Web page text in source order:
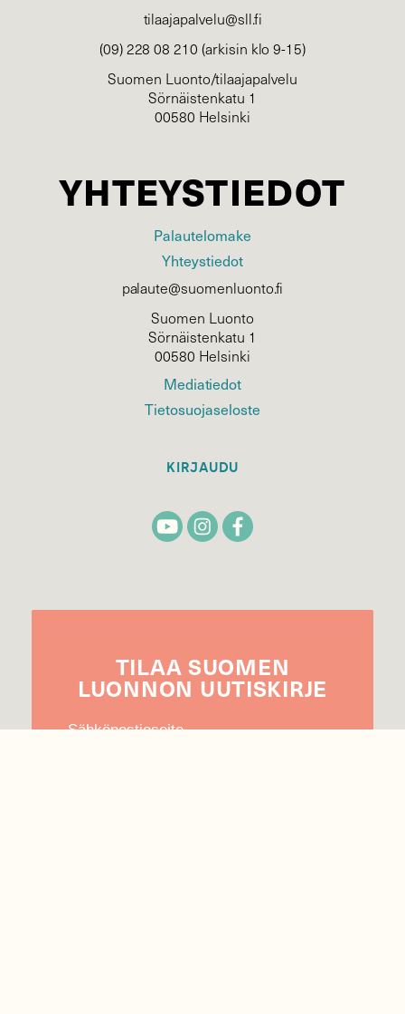
tilaajapalvelu@sll.fi
(09) 228 08 210 (arkisin klo 9-15)
Suomen Luonto/tilaajapalvelu
Sörnäistenkatu 1
00580 Helsinki
YHTEYSTIEDOT
Palautelomake
Yhteystiedot
palaute@suomenluonto.fi
Suomen Luonto
Sörnäistenkatu 1
00580 Helsinki
Mediatiedot
Tietosuojaseloste
KIRJAUDU
TILAA SUOMEN
LUONNON UUTIS­KIRJE
Sähköpostiosoite